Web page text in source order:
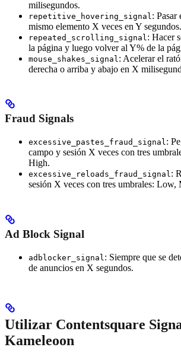
milisegundos.
repetitive_hovering_signal : Pasar
mismo elemento X veces en Y segundos.
repeated_scrolling_signal : Hacer
la página y luego volver al Y% de la
mouse_shakes_signal : Acelerar el
derecha o arriba y abajo en X
Fraud Signals
excessive_pastes_fraud_signal:
campo y sesión X veces con tres
High.
excessive_reloads_fraud_signal:
sesión X veces con tres umbrales:
Ad Block Signal
adblocker_signal : Siempre que se
de anuncios en X segundos.
Utilizar Contentsquare
Kameleoon